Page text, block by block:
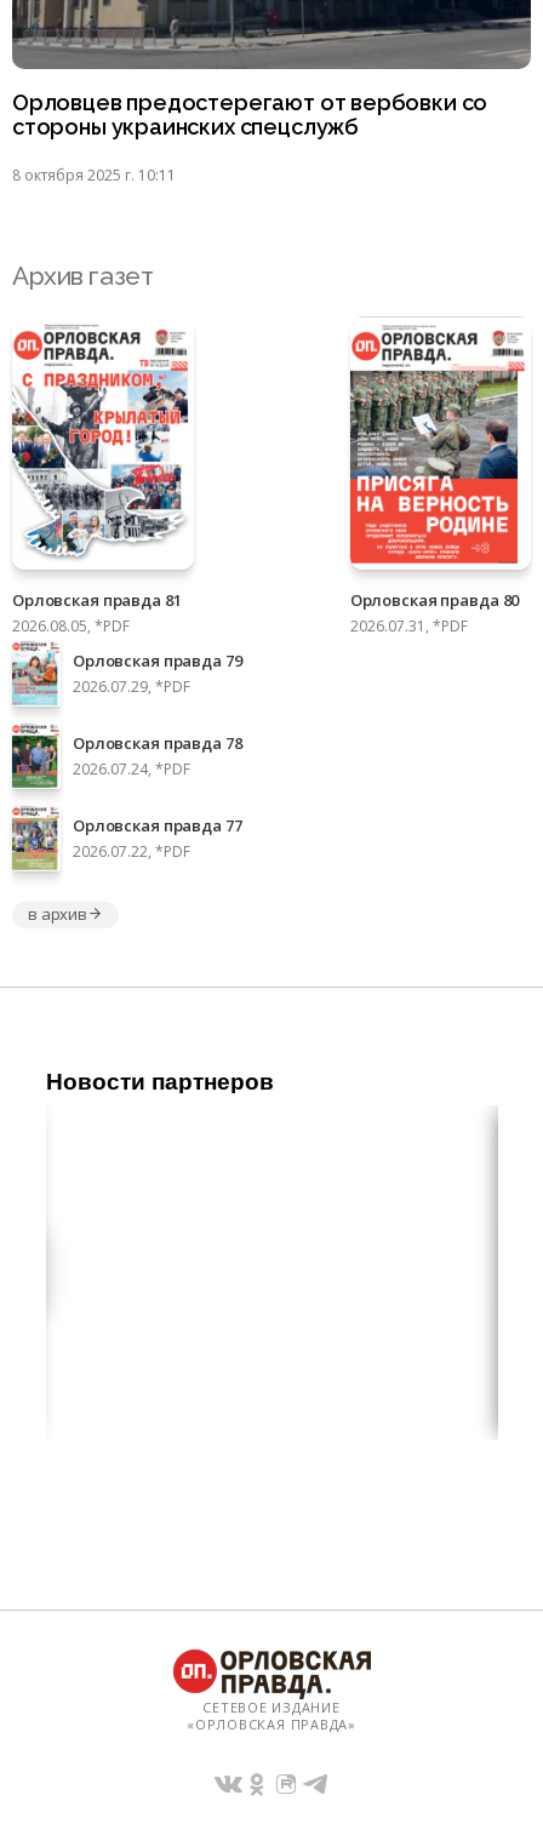
Орловцев предостерегают от вербовки со
стороны украинских спецслужб
8 октября 2025 г. 10:11
Архив газет
Орловская правда 81
2026.08.05, *PDF
Орловская правда 80
2026.07.31, *PDF
Орловская правда 79
2026.07.29, *PDF
Орловская правда 78
2026.07.24, *PDF
Орловская правда 77
2026.07.22, *PDF
в архив
Новости партнеров
СЕТЕВОЕ ИЗДАНИЕ
«ОРЛОВСКАЯ ПРАВДА»